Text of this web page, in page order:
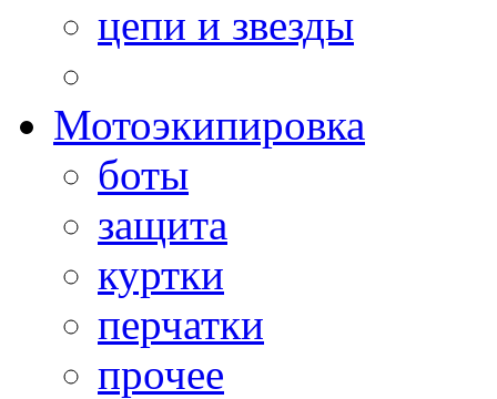
цепи и звезды
Мотоэкипировка
боты
защита
куртки
перчатки
прочее